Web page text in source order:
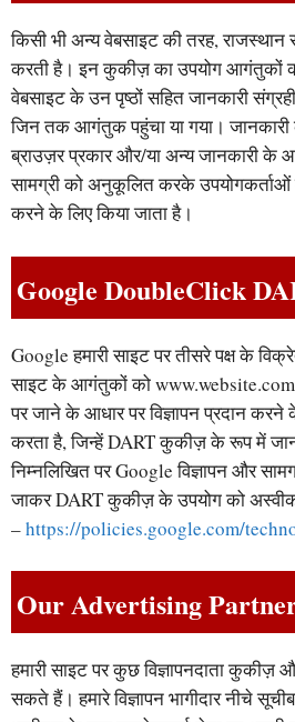
किसी भी अन्य वेबसाइट की तरह,
करती है। इन कुकीज़ का उपयोग आगंतुकों
वेबसाइट के उन पृष्ठों सहित जानकारी
जिन तक आगंतुक पहुंचा या गया।
ब्राउज़र प्रकार और/या अन्य जानकारी के
सामग्री को अनुकूलित करके
करने के लिए किया जाता है।
Google DoubleClick
Google हमारी साइट पर तीसरे पक्ष के
साइट के आगंतुकों को
पर जाने के आधार पर विज्ञापन प्रदान
करता है, जिन्हें DART कुकीज़ के रूप में
निम्नलिखित पर Google विज्ञापन और
जाकर DART कुकीज़ के उपयोग को
–https://policies.google.com/
Our Advertising
हमारी साइट पर कुछ विज्ञापनदाता
सकते हैं। हमारे विज्ञापन भागीदार नीचे